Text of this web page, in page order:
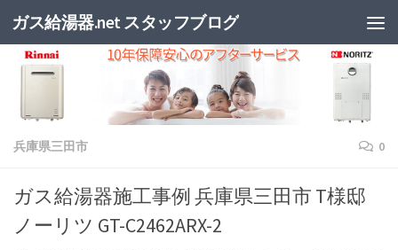
ガス給湯器.net スタッフブログ
兵庫県三田市 0
ガス給湯器施工事例 兵庫県三田市 T様邸
ノーリツ GT-C2462ARX-2